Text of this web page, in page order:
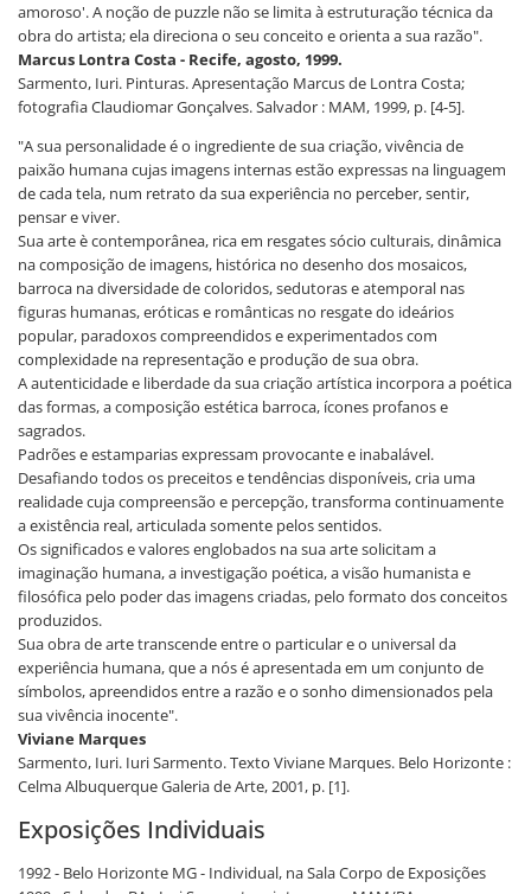
amoroso'. A noção de puzzle não se limita à estruturação técnica da
obra do artista; ela direciona o seu conceito e orienta a sua razão".
Marcus Lontra Costa - Recife, agosto, 1999.
Sarmento, Iuri. Pinturas. Apresentação Marcus de Lontra Costa;
fotografia Claudiomar Gonçalves. Salvador : MAM, 1999, p. [4-5].
"A sua personalidade é o ingrediente de sua criação, vivência de
paixão humana cujas imagens internas estão expressas na linguagem
de cada tela, num retrato da sua experiência no perceber, sentir,
pensar e viver.
Sua arte è contemporânea, rica em resgates sócio culturais, dinâmica
na composição de imagens, histórica no desenho dos mosaicos,
barroca na diversidade de coloridos, sedutoras e atemporal nas
figuras humanas, eróticas e românticas no resgate do ideários
popular, paradoxos compreendidos e experimentados com
complexidade na representação e produção de sua obra.
A autenticidade e liberdade da sua criação artística incorpora a poética
das formas, a composição estética barroca, ícones profanos e
sagrados.
Padrões e estamparias expressam provocante e inabalável.
Desafiando todos os preceitos e tendências disponíveis, cria uma
realidade cuja compreensão e percepção, transforma continuamente
a existência real, articulada somente pelos sentidos.
Os significados e valores englobados na sua arte solicitam a
imaginação humana, a investigação poética, a visão humanista e
filosófica pelo poder das imagens criadas, pelo formato dos conceitos
produzidos.
Sua obra de arte transcende entre o particular e o universal da
experiência humana, que a nós é apresentada em um conjunto de
símbolos, apreendidos entre a razão e o sonho dimensionados pela
sua vivência inocente".
Viviane Marques
Sarmento, Iuri. Iuri Sarmento. Texto Viviane Marques. Belo Horizonte :
Celma Albuquerque Galeria de Arte, 2001, p. [1].
Exposições Individuais
1992 - Belo Horizonte MG - Individual, na Sala Corpo de Exposições